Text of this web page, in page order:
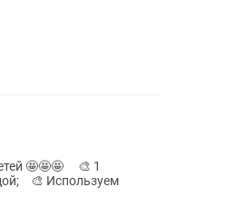
⠀ 🎨 1
🎨 Используем